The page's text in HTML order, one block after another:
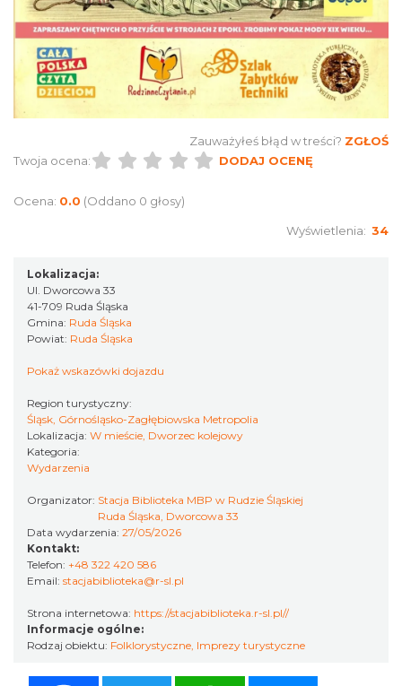
Fajer Festiwal 2026
Chorzów
Kult – Pomarańczowa Trasa 2026
Katowice
10.17 km
Myslovitz - Sentymentalny powrót do lat
Katowice
10.17 km
Zauważyłeś błąd w treści? ZGŁOŚ
Twoja ocena:
DODAJ OCENĘ
Ocena: 0.0 (Oddano 0 głosy)
Wyświetlenia: 34
Lokalizacja:
Ul. Dworcowa 33
41-709 Ruda Śląska
Gmina: Ruda Śląska
Powiat: Ruda Śląska
Pokaż wskazówki dojazdu
Region turystyczny:
Śląsk, Górnośląsko-Zagłębiowska Metropolia
Lokalizacja: W mieście, Dworzec kolejowy
Kategoria:
Wydarzenia
Organizator: Stacja Biblioteka MBP w Rudzie Śląskiej
Ruda Śląska, Dworcowa 33
Data wydarzenia: 27/05/2026
Kontakt:
Telefon: +48 322 420 586
Email: stacjabiblioteka@r-sl.pl
Strona internetowa: https://stacjabiblioteka.r-sl.pl//
Informacje ogólne:
Rodzaj obiektu: Folklorystyczne, Imprezy turystyczne